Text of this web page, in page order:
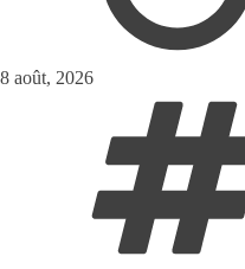
8 août, 2026